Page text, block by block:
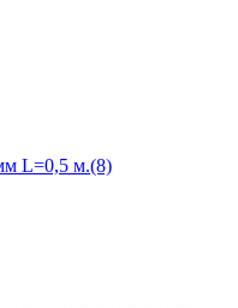
L=0,5 м.(8)